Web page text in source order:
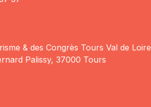
& des Congrès Tours Val de Loire
Palissy, 37000 Tours